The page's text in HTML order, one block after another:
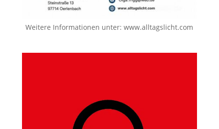
Weitere Informationen unter:www.alltagslicht.com